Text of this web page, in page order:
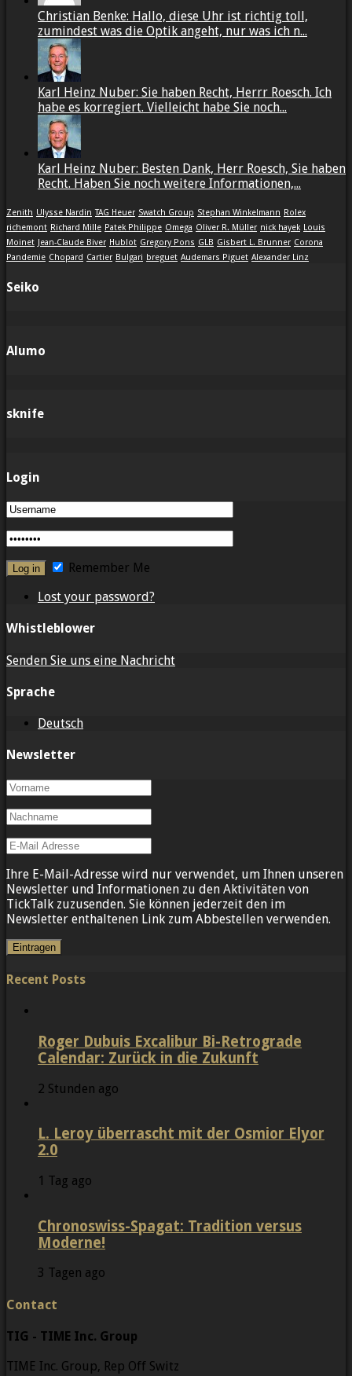
Christian Benke: Hallo, diese Uhr ist richtig toll,
zumindest was die Optik angeht, nur was ich n...
Karl Heinz Nuber: Sie haben Recht, Herrr Roesch. Ich
habe es korregiert. Vielleicht habe Sie noch...
Karl Heinz Nuber: Besten Dank, Herr Roesch, Sie haben
Recht. Haben Sie noch weitere Informationen,...
Zenith Ulysse Nardin TAG Heuer Swatch Group Stephan Winkelmann Rolex
richemont Richard Mille Patek Philippe Omega Oliver R. Müller nick hayek Louis
Moinet Jean-Claude Biver Hublot Gregory Pons GLB Gisbert L. Brunner Corona
Pandemie Chopard Cartier Bulgari breguet Audemars Piguet Alexander Linz
Seiko
Alumo
sknife
Login
Remember Me
Lost your password?
Whistleblower
Senden Sie uns eine Nachricht
Sprache
Deutsch
Newsletter
Ihre E-Mail-Adresse wird nur verwendet, um Ihnen unseren
Newsletter und Informationen zu den Aktivitäten von
TickTalk zuzusenden. Sie können jederzeit den im
Newsletter enthaltenen Link zum Abbestellen verwenden.
Recent Posts
Roger Dubuis Excalibur Bi-Retrograde
Calendar: Zurück in die Zukunft
2 Stunden ago
L. Leroy überrascht mit der Osmior Elyor
2.0
1 Tag ago
Chronoswiss-Spagat: Tradition versus
Moderne!
3 Tagen ago
Contact
TIG - TIME Inc. Group
TIME Inc. Group, Rep Off Switz